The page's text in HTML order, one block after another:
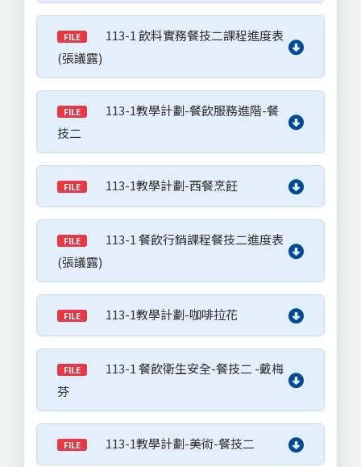
FILE
113-1 飲料實務餐技二課程進度表
(張議露)
FILE
113-1教學計劃-餐飲服務進階-餐
技二
FILE 113-1教學計劃-西餐烹飪
FILE
113-1 餐飲行銷課程餐技二進度表
(張議露)
FILE 113-1教學計劃-咖啡拉花
FILE
113-1 餐飲衛生安全-餐技二 -戴梅
芬
FILE 113-1教學計劃-美術-餐技二